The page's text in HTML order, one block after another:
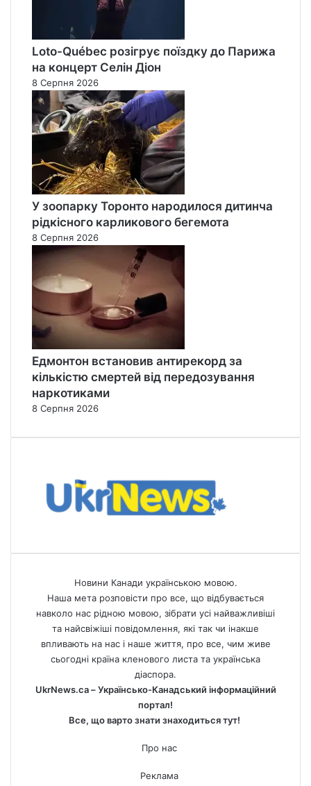
Loto-Québec розігрує поїздку до Парижа
на концерт Селін Діон
8 Серпня 2026
У зоопарку Торонто народилося дитинча
рідкісного карликового бегемота
8 Серпня 2026
Едмонтон встановив антирекорд за
кількістю смертей від передозування
наркотиками
8 Серпня 2026
Новини Канади українською мовою.
Наша мета розповісти про все, що відбувається
навколо нас рідною мовою, зібрати усі найважливіші
та найсвіжіші повідомлення, які так чи інакше
впливають на нас і наше життя, про все, чим живе
сьогодні країна кленового листа та українська
діаспора.
UkrNews.ca – Українсько-Канадський інформаційний
портал!
Все, що варто знати знаходиться тут!
Про нас
Реклама